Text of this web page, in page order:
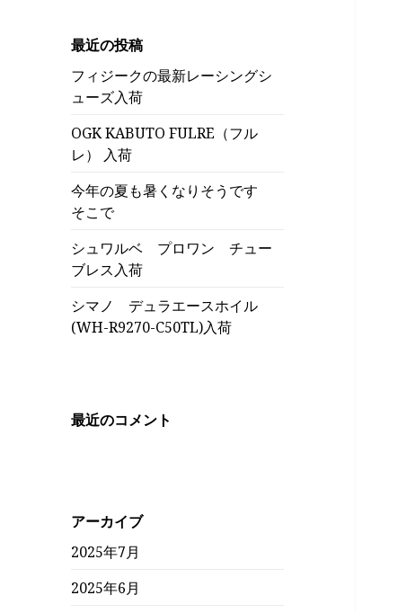
最近の投稿
フィジークの最新レーシングシ
ューズ入荷
OGK KABUTO FULRE（フル
レ） 入荷
今年の夏も暑くなりそうです
そこで
シュワルベ プロワン チュー
ブレス入荷
シマノ デュラエースホイル
(WH-R9270-C50TL)入荷
最近のコメント
アーカイブ
2025年7月
2025年6月